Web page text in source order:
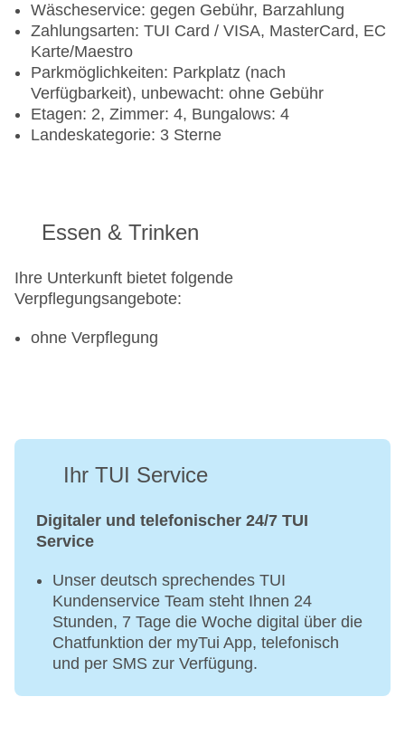
Wäscheservice: gegen Gebühr, Barzahlung
Zahlungsarten: TUI Card / VISA, MasterCard, EC
Karte/Maestro
Parkmöglichkeiten: Parkplatz (nach
Verfügbarkeit), unbewacht: ohne Gebühr
Etagen: 2, Zimmer: 4, Bungalows: 4
Landeskategorie: 3 Sterne
Essen & Trinken
Ihre Unterkunft bietet folgende
Verpflegungsangebote:
ohne Verpflegung
Ihr TUI Service
Digitaler und telefonischer 24/7 TUI
Service
Unser deutsch sprechendes TUI
Kundenservice Team steht Ihnen 24
Stunden, 7 Tage die Woche digital über die
Chatfunktion der myTui App, telefonisch
und per SMS zur Verfügung.